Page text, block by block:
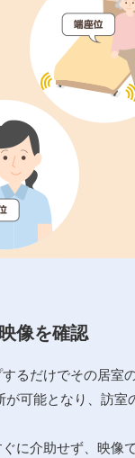
像を確認
るだけでその居室
可能となり、訪室
に介助せず、映像